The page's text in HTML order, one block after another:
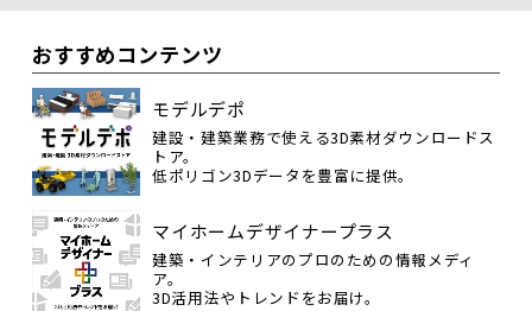
おすすめコンテンツ
モデルデポ
建設・建築業務で使える3D素材ダウンロードス
トア。
低ポリゴン3Dデータを豊富に提供。
マイホームデザイナープラス
建築・インテリアのプロのための情報メディ
ア。
3D活用法やトレンドをお届け。